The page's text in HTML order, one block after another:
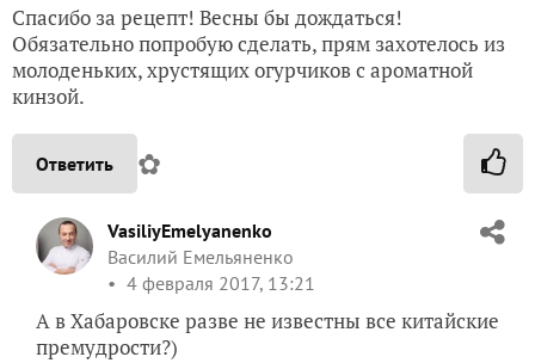
Спасибо за рецепт! Весны бы дождаться!
Обязательно попробую сделать, прям захотелось из
молоденьких, хрустящих огурчиков с ароматной
кинзой.
Ответить ✿
VasiliyEmelyanenko
Василий Емельяненко
4 февраля 2017, 13:21
А в Хабаровске разве не известны все китайские
премудрости?)